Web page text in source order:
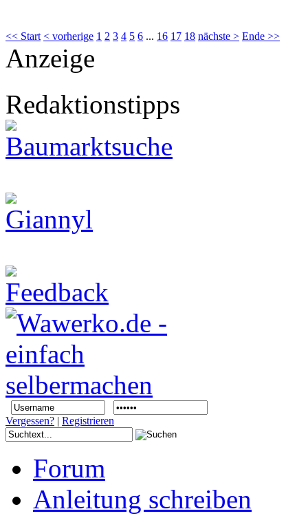
<< Start < vorherige 1 2 3 4 5 6 ... 16 17 18 nächste > Ende >>
Anzeige
Redaktionstipps
Vergessen? | Registrieren
Forum
Anleitung schreiben